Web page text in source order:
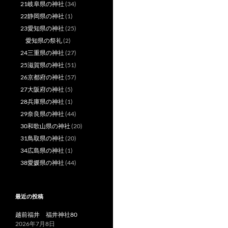
21岐阜県の神社 (34)
22静岡県の神社 (1)
23愛知県の神社 (25)
愛知県の祭礼(2)
24三重県の神社 (27)
25滋賀県の神社 (51)
26京都府の神社 (57)
27大阪府の神社 (5)
28兵庫県の神社 (1)
29奈良県の神社 (44)
30和歌山県の神社 (20)
31鳥取県の神社 (20)
34広島県の神社 (1)
38愛媛県の神社 (44)
最近の投稿
越前福井 福井神社80
2026年7月8日